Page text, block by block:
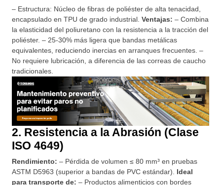
– Estructura: Núcleo de fibras de poliéster de alta tenacidad,
encapsulado en TPU de grado industrial. Ventajas: – Combina
la elasticidad del poliuretano con la resistencia a la tracción del
poliéster. – 25-30% más ligera que bandas metálicas
equivalentes, reduciendo inercias en arranques frecuentes. –
No requiere lubricación, a diferencia de las correas de caucho
tradicionales.
2. Resistencia a la Abrasión (Clase
ISO 4649)
Rendimiento: – Pérdida de volumen ≤ 80 mm³ en pruebas
ASTM D5963 (superior a bandas de PVC estándar). Ideal
para transporte de: – Productos alimenticios con bordes